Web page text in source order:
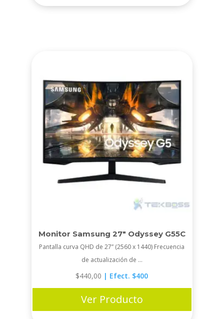
Monitor Samsung 27″ Odyssey G55C
Pantalla curva QHD de 27” (2560 x 1440) Frecuencia
de actualización de ...
$440,00 | Efect. $400
Ver Producto